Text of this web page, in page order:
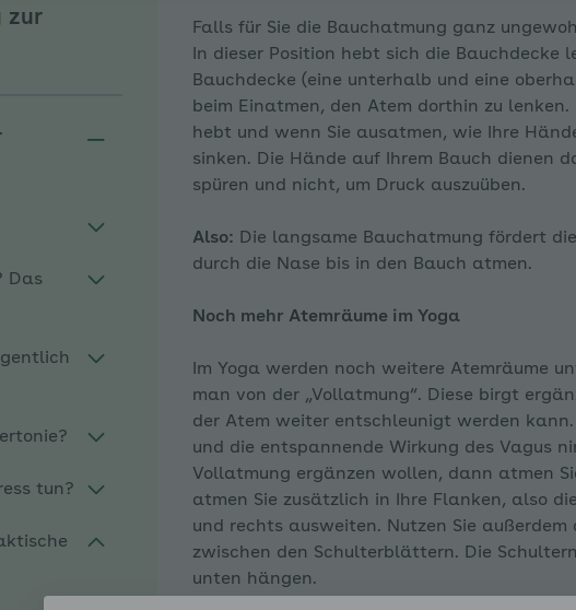
Falls für Sie die Bauchatmung ganz
In dieser Position hebt sich die Bauchdecke
Bauchdecke (eine unterhalb und eine
beim Einatmen, den Atem dorthin zu
hebt und wenn Sie ausatmen, wie Ihre
sinken. Die Hände auf Ihrem Bauch dienen
spüren und nicht, um Druck auszuüben.
Also: Die langsame Bauchatmung fördert
durch die Nase bis in den Bauch atmen.
Noch mehr Atemräume im Yoga
Im Yoga werden noch weitere Atemräume
man von der „Vollatmung“. Diese birgt
der Atem weiter entschleunigt werden
und die entspannende Wirkung des Vagus
Vollatmung ergänzen wollen, dann atmen
atmen Sie zusätzlich in Ihre Flanken, also
und rechts ausweiten. Nutzen Sie außerdem
zwischen den Schulterblättern. Die
unten hängen.
zur
Untermenü für Stress und wie wir damit umgehen
Das
tun?